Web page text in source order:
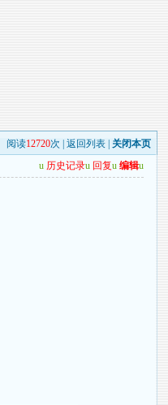
阅读12720次 |返回列表 关闭本页
u 历史记录u 回复u 编辑u